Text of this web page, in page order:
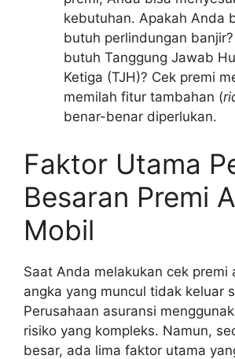
kebutuhan. Apakah Anda
butuh perlindungan
butuh Tanggung Jawab
Ketiga (TJH)? Cek premi
memilah fitur tambahan (
benar-benar diperlukan.
Faktor Utama
Besaran Premi
Mobil
Saat Anda melakukan cek premi
angka yang muncul tidak keluar
Perusahaan asuransi
risiko yang kompleks. Namun,
besar, ada lima faktor utama